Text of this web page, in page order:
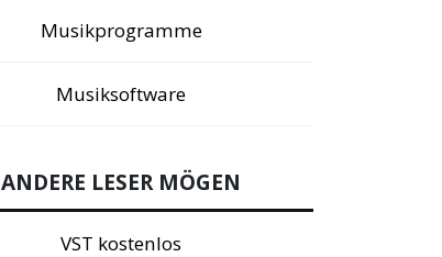
Musikprogramme
Musiksoftware
ANDERE LESER MÖGEN
VST kostenlos